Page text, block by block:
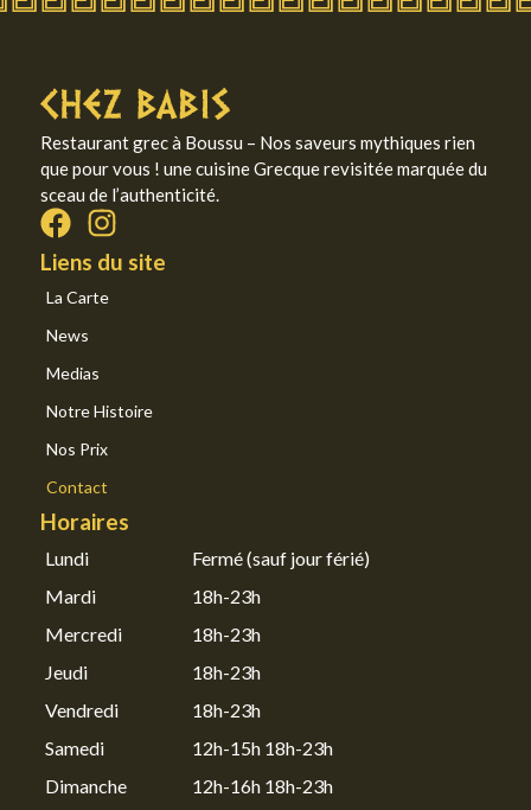
Restaurant grec à Boussu – Nos saveurs mythiques rien
que pour vous ! une cuisine Grecque revisitée marquée du
sceau de l’authenticité.
Liens du site
La Carte
News
Medias
Notre Histoire
Nos Prix
Contact
Horaires
Lundi
Fermé (sauf jour férié)
Mardi
18h-23h
Mercredi
18h-23h
Jeudi
18h-23h
Vendredi
18h-23h
Samedi
12h-15h 18h-23h
Dimanche
12h-16h 18h-23h